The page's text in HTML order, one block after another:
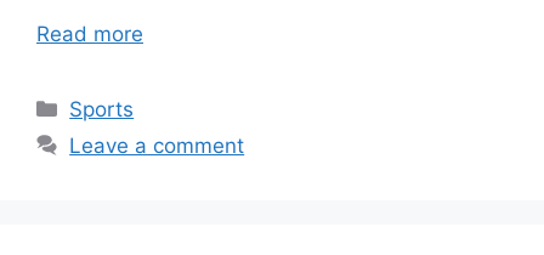
Read more
Categories
Sports
Leave a comment